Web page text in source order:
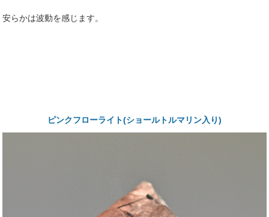
安らかは波動を感じます。
ピンクフローライト(ショールトルマリン入り)